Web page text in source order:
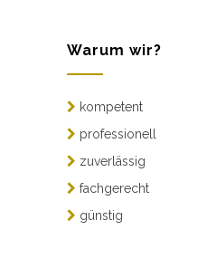
Warum wir?
kompetent
professionell
zuverlässig
fachgerecht
günstig